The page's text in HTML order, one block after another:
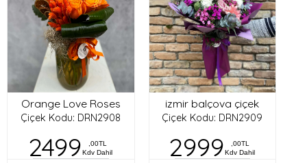
Orange Love Roses
Çiçek Kodu: DRN2908
2499
,00TL
Kdv Dahil
izmir balçova çiçek
Çiçek Kodu: DRN2909
2999
,00TL
Kdv Dahil